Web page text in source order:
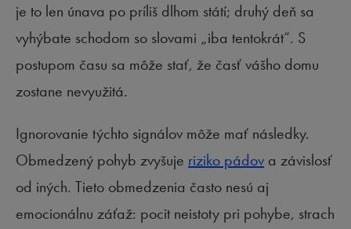
je to len únava po príliš dlhom státí; druhý deň sa
vyhýbate schodom so slovami „iba tentokrát“. S
postupom času sa môže stať, že časť vášho domu
zostane nevyužitá.
Ignorovanie týchto signálov môže mať následky.
Obmedzený pohyb zvyšuje riziko pádov a závislosť
od iných. Tieto obmedzenia často nesú aj
emocionálnu záťaž: pocit neistoty pri pohybe, strach